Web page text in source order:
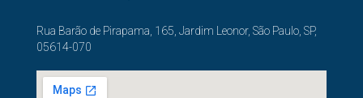
Rua Barão de Pirapama, 165, Jardim Leonor, São Paulo, SP,
05614-070